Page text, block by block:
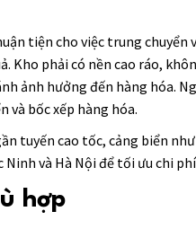
tiện cho việc trung chuyển
Kho phải có nền cao ráo,
ảnh hưởng đến hàng hóa.
và bốc xếp hàng hóa.
tuyến cao tốc, cảng biển
và Hà Nội để tối ưu chi
hợp